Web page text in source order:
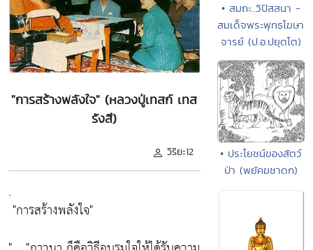
"การสร้างพลังใจ" (หลวงปู่เทสก์ เทส
รังสี)
วิริยะ12
.
"การสร้างพลังใจ"
• สมถะ..วิปัสสนา -
สมเด็จพระพุทธโฆษา
จารย์ (ป.อ.ปยุตโต)
• ประโยชน์ของสัตว์
ป่า (พยัคฆชาดก)